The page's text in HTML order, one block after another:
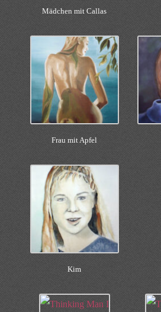
Mädchen mit Callas
Frau mit Apfel
Kim